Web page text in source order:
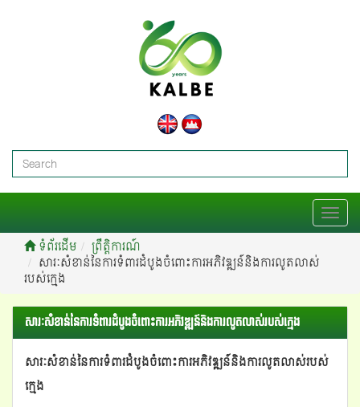
T
o
e
n
v
ទំព័រដើម
ព្រឹត្តិការណ៍
សារៈសំខាន់នៃការទំពារដំបូងចំពោះការអភិវឌ្ឍន៍និងការលូតលាស់
របស់ក្មេង
សារៈសំខាន់នៃការទំពារដំបូងចំពោះការអភិវឌ្ឍន៍និងការលូតលាស់របស់ក្មេង
សារៈសំខាន់នៃការទំពារដំបូងចំពោះការអភិវឌ្ឍន៍និងការលូតលាស់របស់
ក្មេង